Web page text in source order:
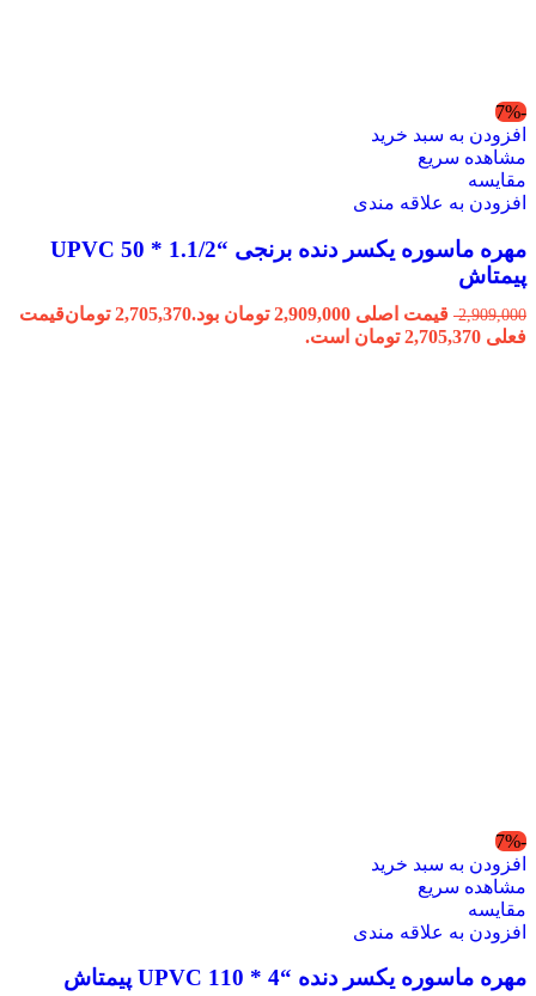
-7%
افزودن به سبد خرید
مشاهده سریع
مقایسه
افزودن به علاقه مندی
مهره ماسوره یکسر دنده برنجی “1.1/2 * 50 UPVC
پیمتاش
2,909,000 قیمت اصلی 2,909,000 تومان بود. 2,705,370 تومانقیمت
فعلی 2,705,370 تومان است.
-7%
افزودن به سبد خرید
مشاهده سریع
مقایسه
افزودن به علاقه مندی
مهره ماسوره یکسر دنده “4 * 110 UPVC پیمتاش